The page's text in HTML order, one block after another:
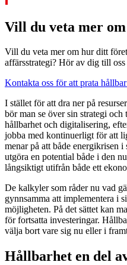
Vill du veta mer
Vill du veta mer om hur ditt
affärsstrategi? Hör av dig till oss
Kontakta oss för att prata
I stället för att dra ner på
bör man se över sin strategi
hållbarhet och digitalisering,
jobba med kontinuerligt för att
menar på att både energikrisen
utgöra en potential både i den
långsiktigt utifrån både ett
De kalkyler som råder nu vad
gynnsamma att implementera i
möjligheten. På det sättet kan
för fortsatta investeringar.
välja bort vare sig nu eller i
Hållbarhet en del